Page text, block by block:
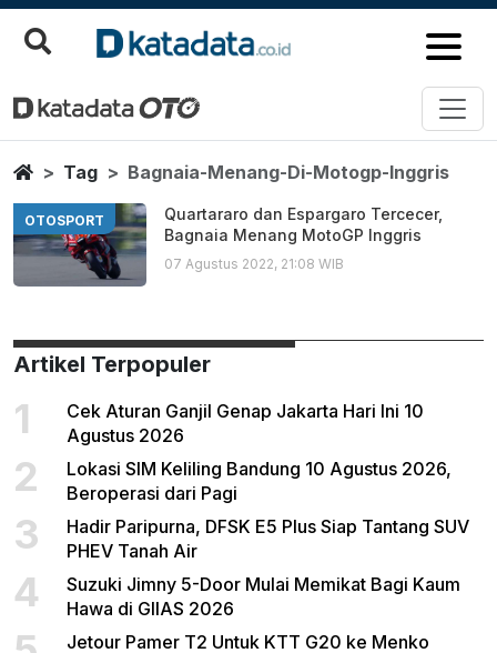
Bagnaia Menang Di Motogp
Berita Terbaru
HomeTag Bagnaia-Menang-Di-Motogp-Inggris
OTOSPORT
Quartararo dan Espargaro Tercecer,
Bagnaia Menang MotoGP Inggris
07 Agustus 2022, 21:08 WIB
Artikel Terpopuler
1
Cek Aturan Ganjil Genap Jakarta Hari Ini 10
Agustus 2026
2
Lokasi SIM Keliling Bandung 10 Agustus 2026,
Beroperasi dari Pagi
3
Hadir Paripurna, DFSK E5 Plus Siap Tantang SUV
PHEV Tanah Air
4
Suzuki Jimny 5-Door Mulai Memikat Bagi Kaum
Hawa di GIIAS 2026
Jetour Pamer T2 Untuk KTT G20 ke Menko